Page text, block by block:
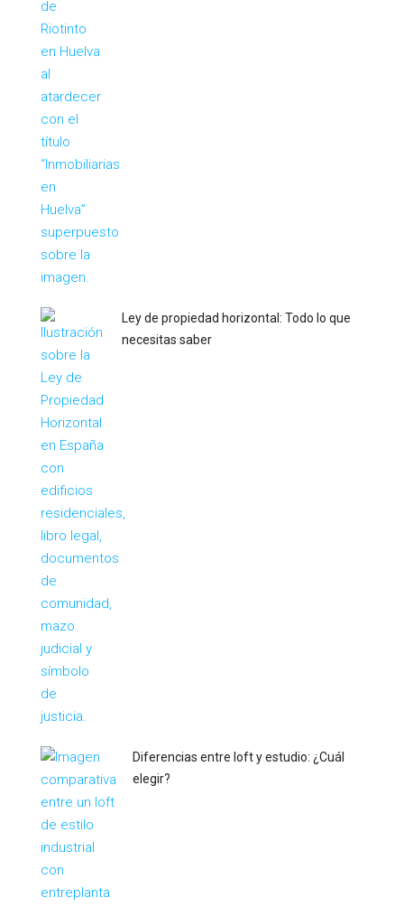
Ley de propiedad horizontal: Todo lo que
necesitas saber
Diferencias entre loft y estudio: ¿Cuál
elegir?